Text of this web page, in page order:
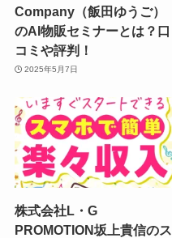
Company（飯田ゆうご）
のAI物販セミナーとは？口
コミや評判！
2025年5月7日
株式会社L・G
PROMOTION坂上貴信のス